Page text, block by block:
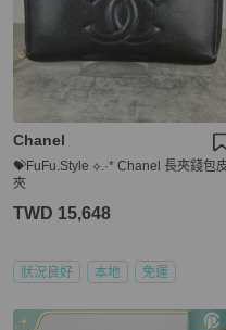
Chanel
💝FuFu.Style ⟡.·* Chanel 長夾錢包
夾
TWD 15,648
狀況良好 本地 免運